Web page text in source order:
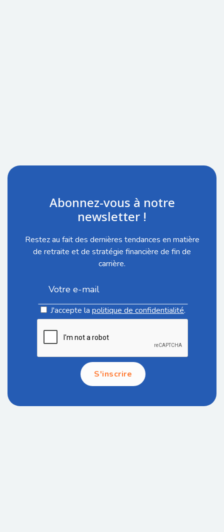
Abonnez-vous à notre
newsletter !
Restez au fait des dernières tendances en matière
de retraite et de stratégie financière de fin de
carrière.
J'accepte la politique de confidentialité.